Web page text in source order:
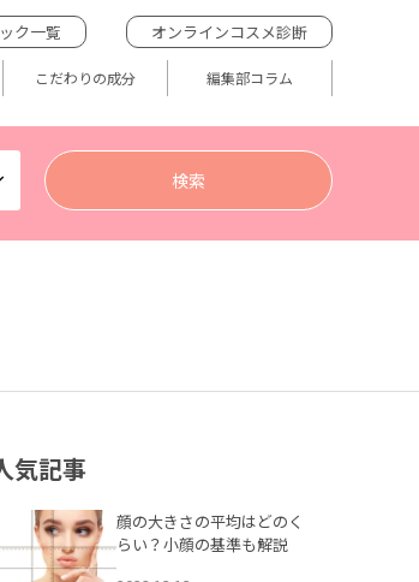
ク一覧 オンラインコスメ診断
こだわりの成分 編集部コラム
気記事
顔の大きさの平均はどのく
らい？小顔の基準も解説